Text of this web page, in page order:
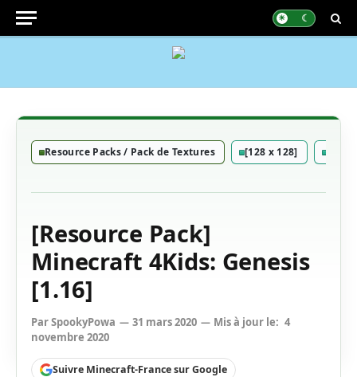
Resource Packs / Pack de Textures [128 x 128]
[Resource Pack]
Minecraft 4Kids: Genesis
[1.16]
ParSpookyPowa 31 mars 2020 Mis à jour le: 4
novembre 2020
Suivre Minecraft-France sur Google